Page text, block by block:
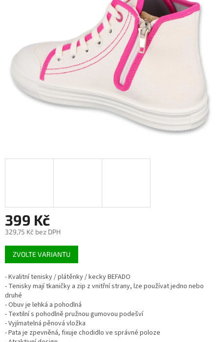
399 Kč
329,75 Kč bez DPH
Měrná
cena:
ZVOLTE VARIANTU
- Kvalitní tenisky / plátěnky / kecky BEFADO
- Tenisky mají tkaničky a zip z vnitřní strany, lze používat jedno nebo
druhé
- Obuv je lehká a pohodlná
- Textilní s pohodlně pružnou gumovou podešví
- Vyjímatelná pěnová vložka
- Pata je zpevněná, fixuje chodidlo ve správné poloze